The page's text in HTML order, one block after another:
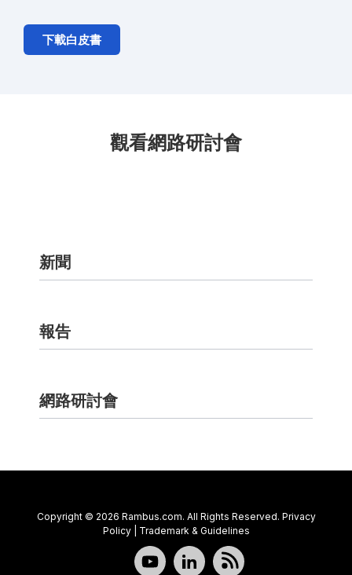
聯絡我們
下載白皮書
觀看網路研討會
新聞
報告
網路研討會
Copyright © 2026 Rambus.com. All Rights Reserved. Privacy
Policy| Trademark & Guidelines